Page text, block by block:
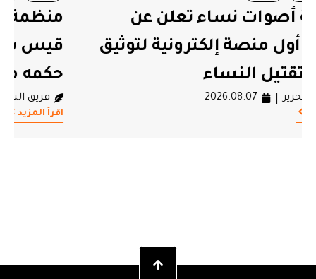
منظمة “أنا يقظ”: 81% من وعود
قيس سعيّد لم تتحقّق في حصيلة
حكمه منذ 7 سنوات
فريق التحرير